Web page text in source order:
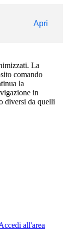
Apri
La
comando
la
in
diversi da quelli
all'area